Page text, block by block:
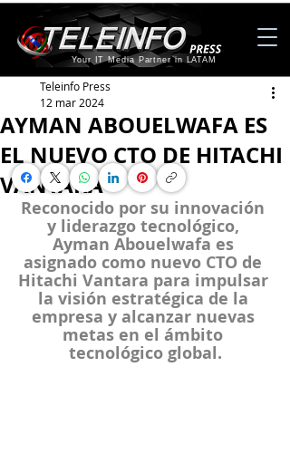
Your IT Media Partner in LATAM
AYMAN ABOUELWAFA ES
EL NUEVO CTO DE HITACHI
VANTARA
Teleinfo Press
12 mar 2024
Reconocido por su innovación
y liderazgo tecnológico,
Ayman Abouelwafa es
asignado como nuevo CTO de
Hitachi Vantara para impulsar
la visión estratégica de la
empresa y alcanzar nuevas
metas en el ámbito
tecnológico global.